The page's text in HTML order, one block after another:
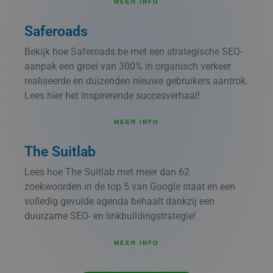
MEER INFO
Saferoads
Bekijk hoe Saferoads.be met een strategische SEO-
aanpak een groei van 300% in organisch verkeer
realiseerde en duizenden nieuwe gebruikers aantrok.
Lees hier het inspirerende succesverhaal!
MEER INFO
The Suitlab
Lees hoe The Suitlab met meer dan 62
zoekwoorden in de top 5 van Google staat en een
volledig gevulde agenda behaalt dankzij een
duurzame SEO- en linkbuildingstrategie!
MEER INFO